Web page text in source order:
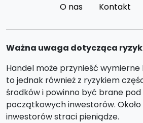
O nas Kontakt
Ważna uwaga dotycząca
Handel może przynieść wymierne
to jednak również z ryzykiem
środków i powinno być brane pod
początkowych inwestorów.
inwestorów straci pieniądze.